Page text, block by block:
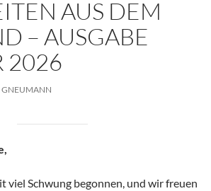
AUS DEM
– AUSGABE
2026
GNEUMANN
viel Schwung begonnen, und wir freuen